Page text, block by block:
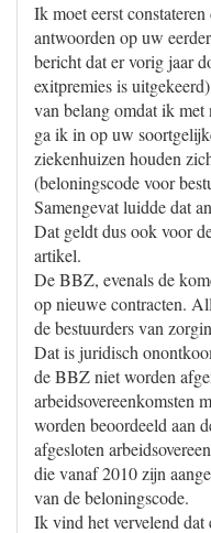
Ik moet eerst
antwoorden op uw
bericht dat er vorig jaar
exitpremies is
van belang omdat ik
ga ik in op uw
ziekenhuizen houden
(beloningscode voor
Samengevat luidde dat
Dat geldt dus ook voor
artikel.
De BBZ, evenals de
op nieuwe contracten.
de bestuurders van
Dat is juridisch
de BBZ niet worden
arbeidsovereenkomsten
worden beoordeeld aan
afgesloten
die vanaf 2010 zijn
van de beloningscode.
Ik vind het vervelend dat